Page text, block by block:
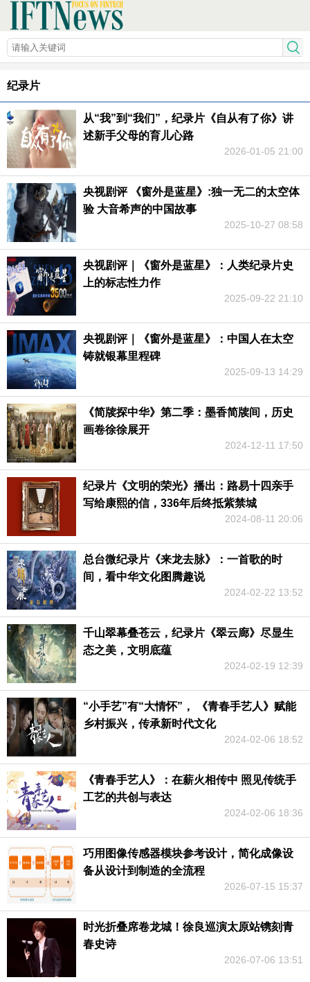
纪录片
从“我”到“我们”，纪录片《自从有了你》讲
述新手父母的育儿心路
2026-01-05 21:00
央视剧评 《窗外是蓝星》:独一无二的太空体
验 大音希声的中国故事
2025-10-27 08:58
央视剧评｜《窗外是蓝星》：人类纪录片史
上的标志性力作
2025-09-22 21:10
央视剧评｜《窗外是蓝星》：中国人在太空
铸就银幕里程碑
2025-09-13 14:29
《简牍探中华》第二季：墨香简牍间，历史
画卷徐徐展开
2024-12-11 17:50
纪录片《文明的荣光》播出：路易十四亲手
写给康熙的信，336年后终抵紫禁城
2024-08-11 20:06
总台微纪录片《来龙去脉》：一首歌的时
间，看中华文化图腾趣说
2024-02-22 13:52
千山翠幕叠苍云，纪录片《翠云廊》尽显生
态之美，文明底蕴
2024-02-19 12:39
“小手艺”有“大情怀”， 《青春手艺人》赋能
乡村振兴，传承新时代文化
2024-02-06 18:52
《青春手艺人》：在薪火相传中 照见传统手
工艺的共创与表达
2024-02-06 18:36
巧用图像传感器模块参考设计，简化成像设
备从设计到制造的全流程
2026-07-15 15:37
时光折叠席卷龙城！徐良巡演太原站镌刻青
春史诗
2026-07-06 13:51